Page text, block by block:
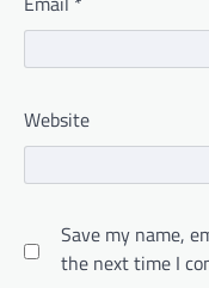
Website
Save my name,
the next time I